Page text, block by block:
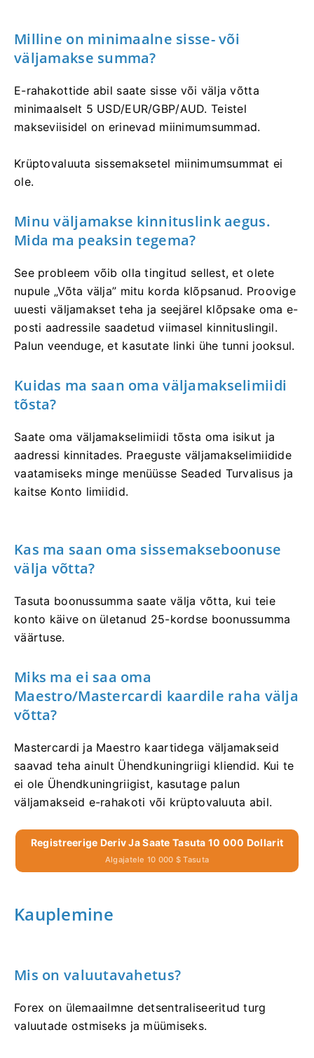
Milline on minimaalne sisse- või
väljamakse summa?
E-rahakottide abil saate sisse või välja võtta
minimaalselt 5 USD/EUR/GBP/AUD. Teistel
makseviisidel on erinevad miinimumsummad.
Krüptovaluuta sissemaksetel miinimumsummat ei
ole.
Minu väljamakse kinnituslink aegus.
Mida ma peaksin tegema?
See probleem võib olla tingitud sellest, et olete
nupule „Võta välja” mitu korda klõpsanud. Proovige
uuesti väljamakset teha ja seejärel klõpsake oma e-
posti aadressile saadetud viimasel kinnituslingil.
Palun veenduge, et kasutate linki ühe tunni jooksul.
Kuidas ma saan oma väljamakselimiidi
tõsta?
Saate oma väljamakselimiidi tõsta oma isikut ja
aadressi kinnitades. Praeguste väljamakselimiidide
vaatamiseks minge menüüsse Seaded Turvalisus ja
kaitse Konto limiidid.
Kas ma saan oma sissemakseboonuse
välja võtta?
Tasuta boonussumma saate välja võtta, kui teie
konto käive on ületanud 25-kordse boonussumma
väärtuse.
Miks ma ei saa oma
Maestro/Mastercardi kaardile raha välja
võtta?
Mastercardi ja Maestro kaartidega väljamakseid
saavad teha ainult Ühendkuningriigi kliendid. Kui te
ei ole Ühendkuningriigist, kasutage palun
väljamakseid e-rahakoti või krüptovaluuta abil.
Registreerige Deriv Ja Saate Tasuta 10 000 Dollarit
Algajatele 10 000 $ Tasuta
Kauplemine
Mis on valuutavahetus?
Forex on ülemaailmne detsentraliseeritud turg
valuutade ostmiseks ja müümiseks.